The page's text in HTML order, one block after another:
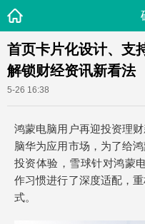
首页卡片化设计、支
解锁财经资讯新看法
5-26 16:38
鸿蒙电脑用户再迎投资理
脑华为应用市场，为了给
投资体验，雪球针对鸿蒙
作习惯进行了深度适配，
式。